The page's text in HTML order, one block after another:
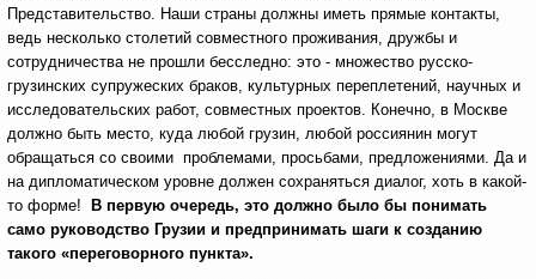
Представительство. Наши страны должны иметь прямые контакты,
ведь несколько столетий совместного проживания, дружбы и
сотрудничества не прошли бесследно: это - множество русско-
грузинских супружеских браков, культурных переплетений, научных и
исследовательских работ, совместных проектов. Конечно, в Москве
должно быть место, куда любой грузин, любой россиянин могут
обращаться со своими проблемами, просьбами, предложениями. Да и
на дипломатическом уровне должен сохраняться диалог, хоть в какой-
то форме!
В первую очередь, это должно было бы понимать
само руководство Грузии и предпринимать шаги к созданию
такого «переговорного пункта».